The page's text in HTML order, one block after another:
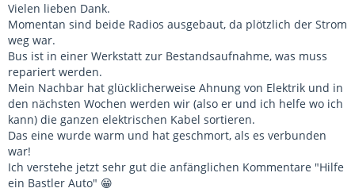
Vielen lieben Dank.
Momentan sind beide Radios ausgebaut, da plötzlich der Strom
weg war.
Bus ist in einer Werkstatt zur Bestandsaufnahme, was muss
repariert werden.
Mein Nachbar hat glücklicherweise Ahnung von Elektrik und in
den nächsten Wochen werden wir (also er und ich helfe wo ich
kann) die ganzen elektrischen Kabel sortieren.
Das eine wurde warm und hat geschmort, als es verbunden
war!
Ich verstehe jetzt sehr gut die anfänglichen Kommentare "Hilfe
ein Bastler Auto" 😁